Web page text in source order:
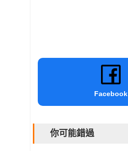
Facebook
你可能錯過